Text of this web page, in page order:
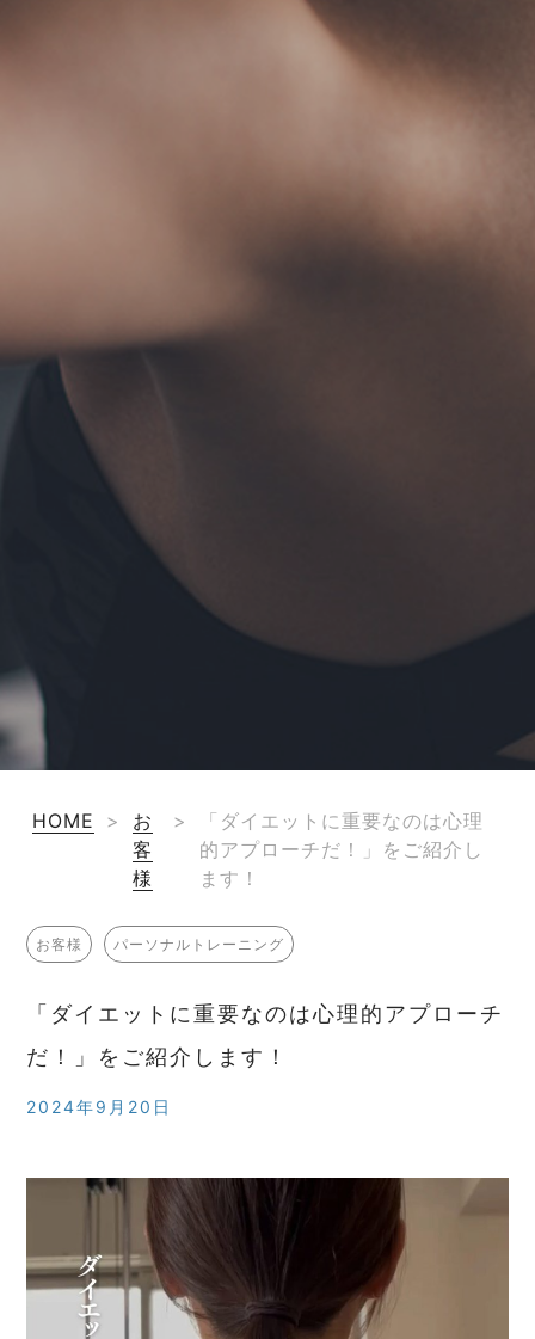
HOME >
お
客
様
>
「ダイエットに重要なのは心理
的アプローチだ！」をご紹介し
ます！
お客様 パーソナルトレーニング
「ダイエットに重要なのは心理的アプローチ
だ！」をご紹介します！
2024年9月20日